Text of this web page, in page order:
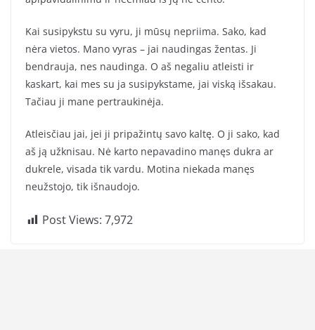
Kai susipykstu su vyru, ji mūsų nepriima. Sako, kad
nėra vietos. Mano vyras – jai naudingas žentas. Ji
bendrauja, nes naudinga. O aš negaliu atleisti ir
kaskart, kai mes su ja susipykstame, jai viską išsakau.
Tačiau ji mane pertraukinėja.
Atleisčiau jai, jei ji pripažintų savo kaltę. O ji sako, kad
aš ją užknisau. Nė karto nepavadino manęs dukra ar
dukrele, visada tik vardu. Motina niekada manęs
neužstojo, tik išnaudojo.
Post Views: 7,972